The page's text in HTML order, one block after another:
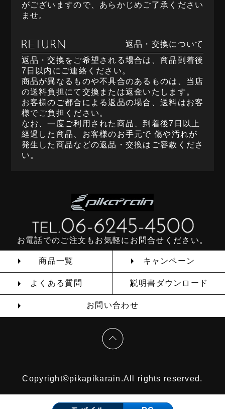
がございますので、あらかじめご了承ください
ませ。
返品・交換について
返品・交換をご希望される場合は、商品到着後
7日以内にご連絡ください。
商品が異なるものや不具合のあるものは、当店
の送料負担にて交換または返金いたします。
お客様のご都合による返品の場合、送料はお客
様でご負担ください。
なお、一度ご利用された商品、到着後7日以上
経過した商品、お客様のお手元で 傷や汚れが
発生した商品などの返品・交換はご容赦くださ
い。
お電話でのご注文もお気軽にお問合せください。
商品一覧 キャンペーン
よくある質問 説明書ダウンロード
お問い合わせ
Copyright©pikapikarain.All rights reserved.